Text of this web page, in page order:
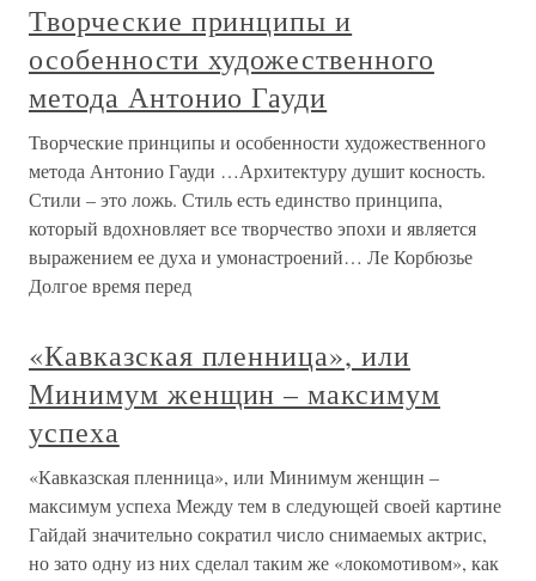
Творческие принципы и
особенности художественного
метода Антонио Гауди
Творческие принципы и особенности художественного
метода Антонио Гауди …Архитектуру душит косность.
Стили – это ложь. Стиль есть единство принципа,
который вдохновляет все творчество эпохи и является
выражением ее духа и умонастроений… Ле Корбюзье
Долгое время перед
«Кавказская пленница», или
Минимум женщин – максимум
успеха
«Кавказская пленница», или Минимум женщин –
максимум успеха Между тем в следующей своей картине
Гайдай значительно сократил число снимаемых актрис,
но зато одну из них сделал таким же «локомотивом», как